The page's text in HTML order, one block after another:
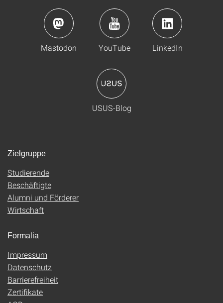
Mastodon YouTube LinkedIn
USUS-Blog
Zielgruppe
Studierende
Beschäftigte
Alumni und Förderer
Wirtschaft
Formalia
Impressum
Datenschutz
Barrierefreiheit
Zertifikate